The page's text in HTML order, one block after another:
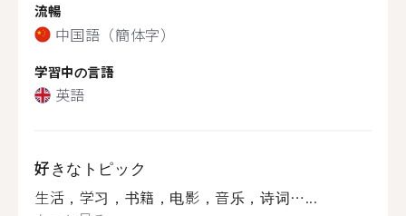
流暢
中国語（簡体字）
学習中の言語
英語
好きなトピック
生活，学习，书籍，电影，音乐，诗词…...